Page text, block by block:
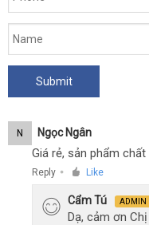
N Ngọc Ngân
Giá rẻ, sản phẩm
Reply ● Like
Cẩm Tú ADMIN
Dạ, cảm ơn